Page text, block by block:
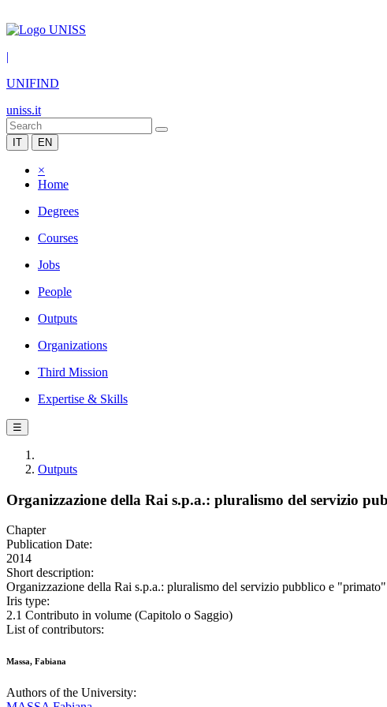
|
UNIFIND
uniss.it
IT EN
×
Home
Degrees
Courses
Jobs
People
Outputs
Organizations
Third Mission
Expertise & Skills
☰
Outputs
Organizzazione della Rai s.p.a.: pluralismo del servizio
Chapter
Publication Date:
2014
Short description:
Organizzazione della Rai s.p.a.: pluralismo del servizio pubblico e
Iris type:
2.1 Contributo in volume (Capitolo o Saggio)
List of contributors:
Massa, Fabiana
Authors of the University: